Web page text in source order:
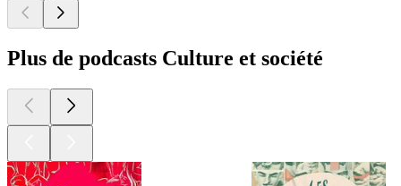
Plus de podcasts Culture et société